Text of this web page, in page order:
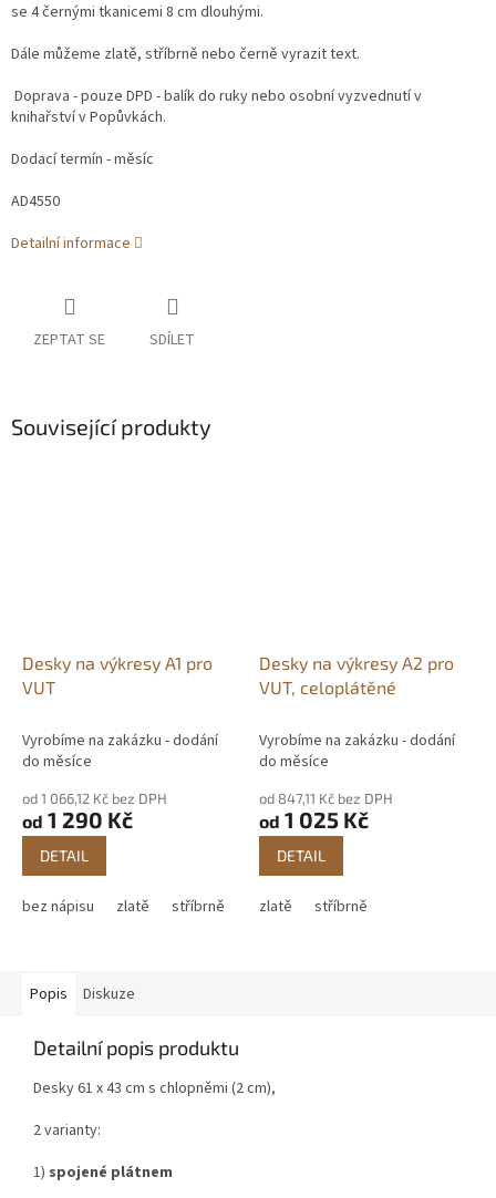
se 4 černými tkanicemi 8 cm dlouhými.
Dále můžeme zlatě, stříbrně nebo černě vyrazit text.
Doprava - pouze DPD - balík do ruky nebo osobní vyzvednutí v
knihařství v Popůvkách.
Dodací termín - měsíc
AD4550
Detailní informace
ZEPTAT SE SDÍLET
Související produkty
Desky na výkresy A1 pro
VUT
Vyrobíme na zakázku - dodání
do měsíce
od 1 066,12 Kč bez DPH
od 1 290 Kč
DETAIL
bez nápisu zlatě stříbrně
Desky na výkresy A2 pro
VUT, celoplátěné
Vyrobíme na zakázku - dodání
do měsíce
od 847,11 Kč bez DPH
od 1 025 Kč
DETAIL
zlatě stříbrně
Popis Diskuze
Detailní popis produktu
Desky 61 x 43 cm s chlopněmi (2 cm),
2 varianty:
1) spojené plátnem